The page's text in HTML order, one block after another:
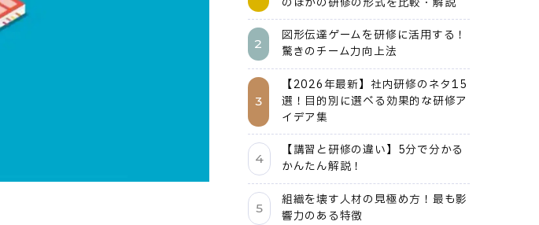
図形伝達ゲームを研修に活用する！
驚きのチーム力向上法
【2026年最新】社内研修のネタ15
選！目的別に選べる効果的な研修ア
イデア集
【講習と研修の違い】5分で分かる
かんたん解説！
組織を壊す人材の見極め方！最も影
響力のある特徴